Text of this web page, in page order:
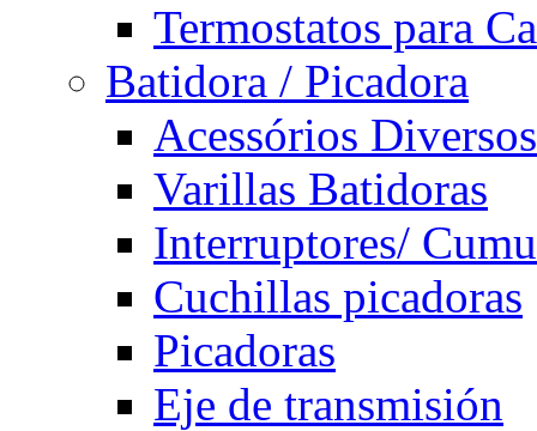
Termostatos para
Batidora / Picadora
Acessórios Diversos
Varillas Batidoras
Interruptores/
Cuchillas picadoras
Picadoras
Eje de transmisión